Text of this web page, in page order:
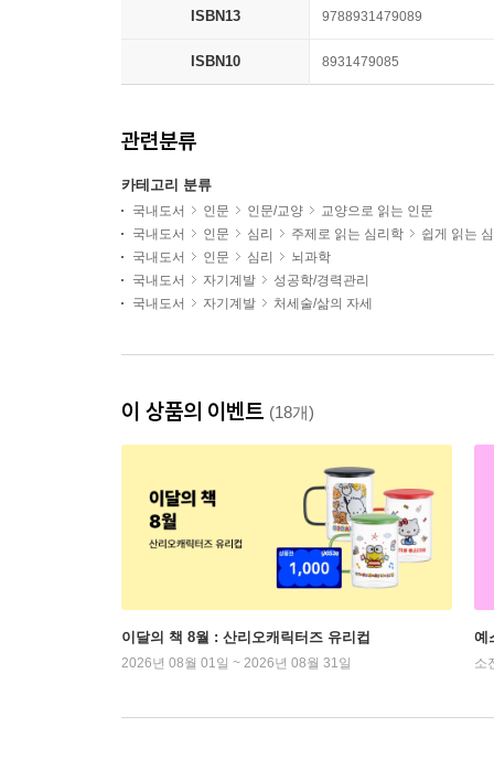
ISBN13 9788931479089
ISBN10 8931479085
관련분류
카테고리 분류
국내도서 인문 인문/교양
교양으로 읽는 인문
국내도서
인문 심리 주제로 읽는 심리학
쉽게 읽는
국내도서
인문 심리
뇌과학
국내도서
자기계발
성공학/경력관리
국내도서
자기계발 처세술/삶의 자세
이 상품의 이벤트 (18개)
이달의 책 8월 : 산리오캐릭터즈 유리컵
2026년 08월 01일 ~ 2026년 08월 31일
예
소